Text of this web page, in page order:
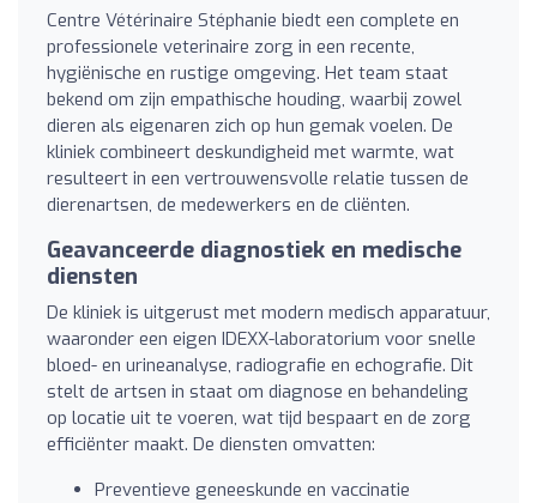
Centre Vétérinaire Stéphanie biedt een complete en
professionele veterinaire zorg in een recente,
hygiënische en rustige omgeving. Het team staat
bekend om zijn empathische houding, waarbij zowel
dieren als eigenaren zich op hun gemak voelen. De
kliniek combineert deskundigheid met warmte, wat
resulteert in een vertrouwensvolle relatie tussen de
dierenartsen, de medewerkers en de cliënten.
Geavanceerde diagnostiek en medische
diensten
De kliniek is uitgerust met modern medisch apparatuur,
waaronder een eigen IDEXX-laboratorium voor snelle
bloed- en urineanalyse, radiografie en echografie. Dit
stelt de artsen in staat om diagnose en behandeling
op locatie uit te voeren, wat tijd bespaart en de zorg
efficiënter maakt. De diensten omvatten:
Preventieve geneeskunde en vaccinatie